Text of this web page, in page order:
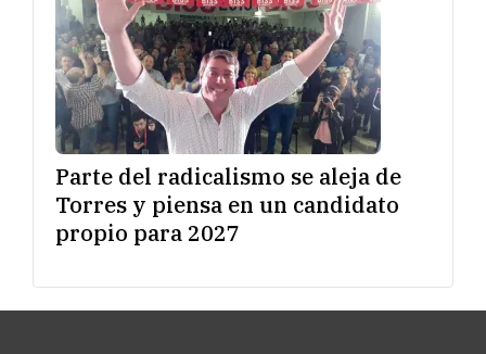
Parte del radicalismo se aleja de
Torres y piensa en un candidato
propio para 2027